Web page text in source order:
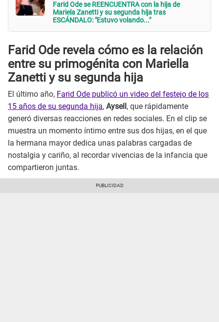
Farid Ode se REENCUENTRA con la hija de
Mariela Zanetti y su segunda hija tras
ESCÁNDALO: "Estuvo volando..."
Farid Ode revela cómo es la relación
entre su primogénita con Mariella
Zanetti y su segunda hija
El último año, Farid Ode publicó un video del festejo de los
15 años de su segunda hija, Aysell , que rápidamente
generó diversas reacciones en redes sociales. En el clip se
muestra un momento íntimo entre sus dos hijas, en el que
la hermana mayor dedica unas palabras cargadas de
nostalgia y cariño, al recordar vivencias de la infancia que
compartieron juntas.